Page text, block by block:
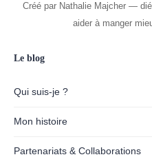
Créé par Nathalie Majcher —
aider à manger
Le blog
Qui suis-je ?
Mon histoire
Partenariats & Collaborations